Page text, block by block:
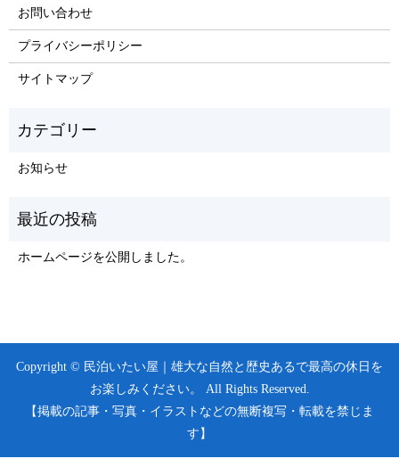
お問い合わせ
プライバシーポリシー
サイトマップ
お知らせ
ホームページを公開しました。
Copyright © 民泊いたい屋｜雄大な自然と歴史あるで最高の休日を
お楽しみください。 All Rights Reserved.
【掲載の記事・写真・イラストなどの無断複写・転載を禁じま
す】